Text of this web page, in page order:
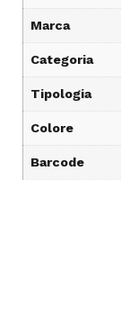
Marca
Categoria
Tipologia
Colore
Barcode